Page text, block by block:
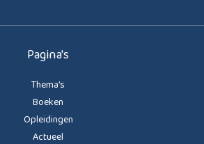
Pagina's
Thema’s
Boeken
Opleidingen
Actueel